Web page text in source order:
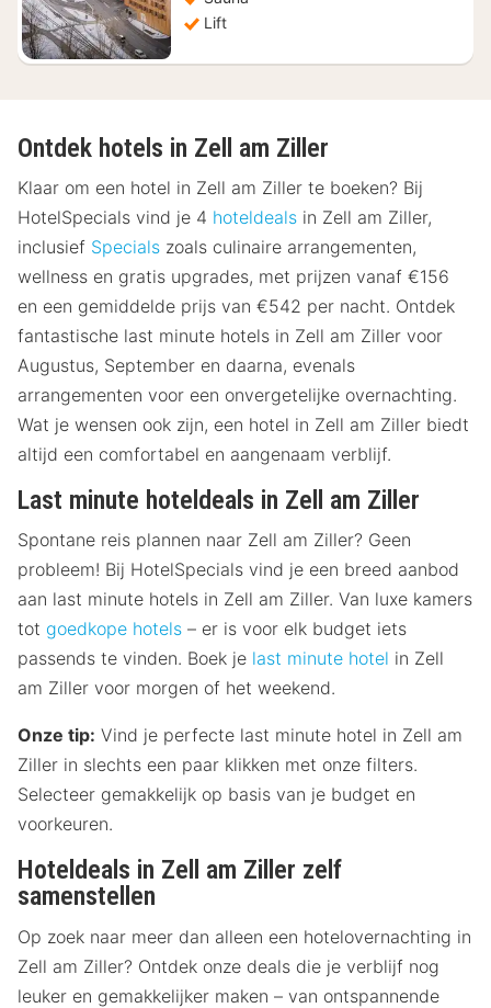
Lift
Ontdek hotels in Zell am Ziller
Klaar om een hotel in Zell am Ziller te boeken? Bij
HotelSpecials vind je 4 hoteldeals in Zell am Ziller,
inclusief Specials zoals culinaire arrangementen,
wellness en gratis upgrades, met prijzen vanaf €156
en een gemiddelde prijs van €542 per nacht. Ontdek
fantastische last minute hotels in Zell am Ziller voor
Augustus, September en daarna, evenals
arrangementen voor een onvergetelijke overnachting.
Wat je wensen ook zijn, een hotel in Zell am Ziller biedt
altijd een comfortabel en aangenaam verblijf.
Last minute hoteldeals in Zell am Ziller
Spontane reis plannen naar Zell am Ziller? Geen
probleem! Bij HotelSpecials vind je een breed aanbod
aan last minute hotels in Zell am Ziller. Van luxe kamers
tot goedkope hotels – er is voor elk budget iets
passends te vinden. Boek je last minute hotel in Zell
am Ziller voor morgen of het weekend.
Onze tip: Vind je perfecte last minute hotel in Zell am
Ziller in slechts een paar klikken met onze filters.
Selecteer gemakkelijk op basis van je budget en
voorkeuren.
Hoteldeals in Zell am Ziller zelf
samenstellen
Op zoek naar meer dan alleen een hotelovernachting in
Zell am Ziller? Ontdek onze deals die je verblijf nog
leuker en gemakkelijker maken – van ontspannende